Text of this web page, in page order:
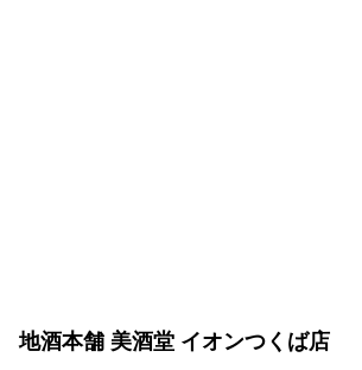
地酒本舗 美酒堂 イオンつくば店